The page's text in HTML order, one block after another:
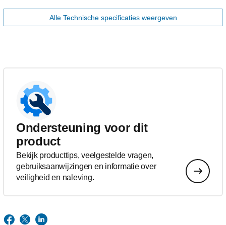
Alle Technische specificaties weergeven
Ondersteuning voor dit
product
Bekijk producttips, veelgestelde vragen,
gebruiksaanwijzingen en informatie over
veiligheid en naleving.